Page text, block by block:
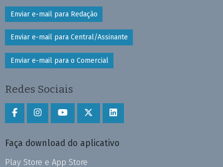
Enviar e-mail para Redação
Enviar e-mail para Central/Assinante
Enviar e-mail para o Comercial
Redes Sociais
Faça download do aplicativo
Play Store e App Store